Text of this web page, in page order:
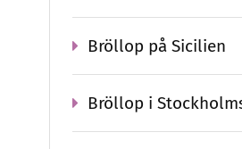
Bröllop på Sicilien
Bröllop i